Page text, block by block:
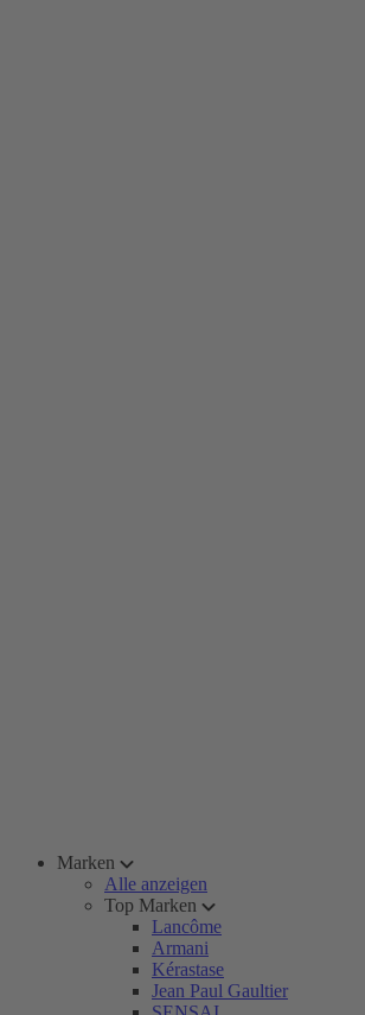
Marken
Alle anzeigen
Top Marken
Lancôme
Armani
Kérastase
Jean Paul Gaultier